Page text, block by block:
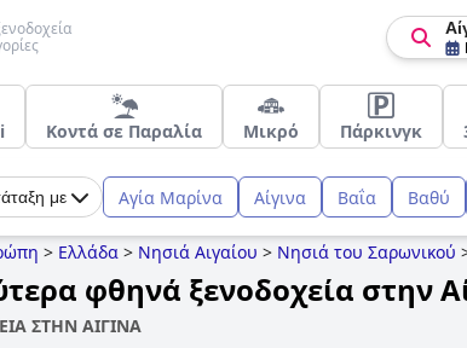
Κοντά σε Παραλία Μικρό Πάρκινγκ
με Αγία Μαρίνα Αίγινα Βαΐα Βαθύ
> Ελλάδα > Νησιά Αιγαίου > Νησιά του Σαρωνικού
φθηνά ξενοδοχεία στην
ΣΤΗΝ ΑΙΓΙΝΑ